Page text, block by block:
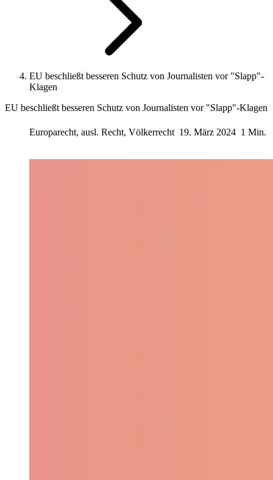
EU beschließt besseren Schutz von Journalisten vor "Slapp"-
Klagen
EU beschließt besseren Schutz von Journalisten vor "Slapp"-Klagen
Europarecht, ausl. Recht, Völkerrecht 19. März 2024 1 Min.